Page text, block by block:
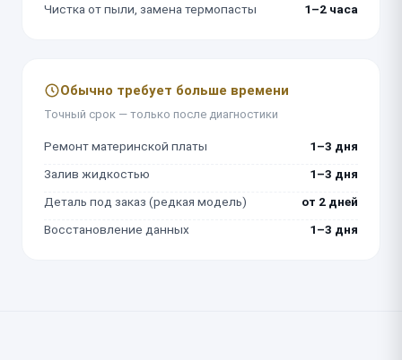
Чистка от пыли, замена термопасты
1–2 часа
Обычно требует больше времени
Точный срок — только после диагностики
Ремонт материнской платы
1–3 дня
Залив жидкостью
1–3 дня
Деталь под заказ (редкая модель)
от 2 дней
Восстановление данных
1–3 дня